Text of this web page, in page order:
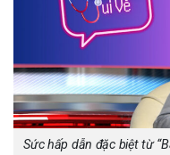
Sức hấp dẫn đặc biệt từ